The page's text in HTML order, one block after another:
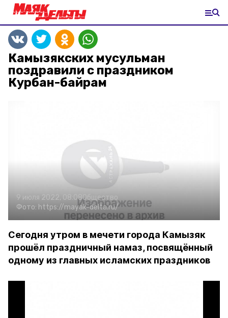
Камызякских мусульман
поздравили с праздником
Курбан-байрам
9 июля 2022, 08:08Общество
Фото: https://mayak-delta.ru/
Сегодня утром в мечети города Камызяк
прошёл праздничный намаз, посвящённый
одному из главных исламских праздников